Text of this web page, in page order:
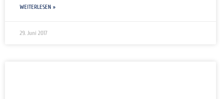
WEITERLESEN »
29. Juni 2017